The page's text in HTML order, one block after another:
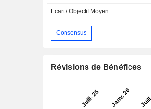
Ecart / Objectif Moyen
Consensus
Révisions de Bénéfices